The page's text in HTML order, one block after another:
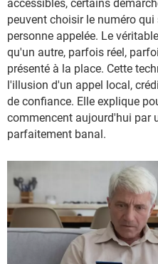
accessibles, certains
peuvent choisir le numéro
personne appelée. Le
qu'un autre, parfois réel,
présenté à la place. Cette
l'illusion d'un appel local,
de confiance. Elle explique
commencent aujourd'hui par
parfaitement banal.